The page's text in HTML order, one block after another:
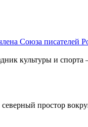
Союза писателей
культуры и
простор